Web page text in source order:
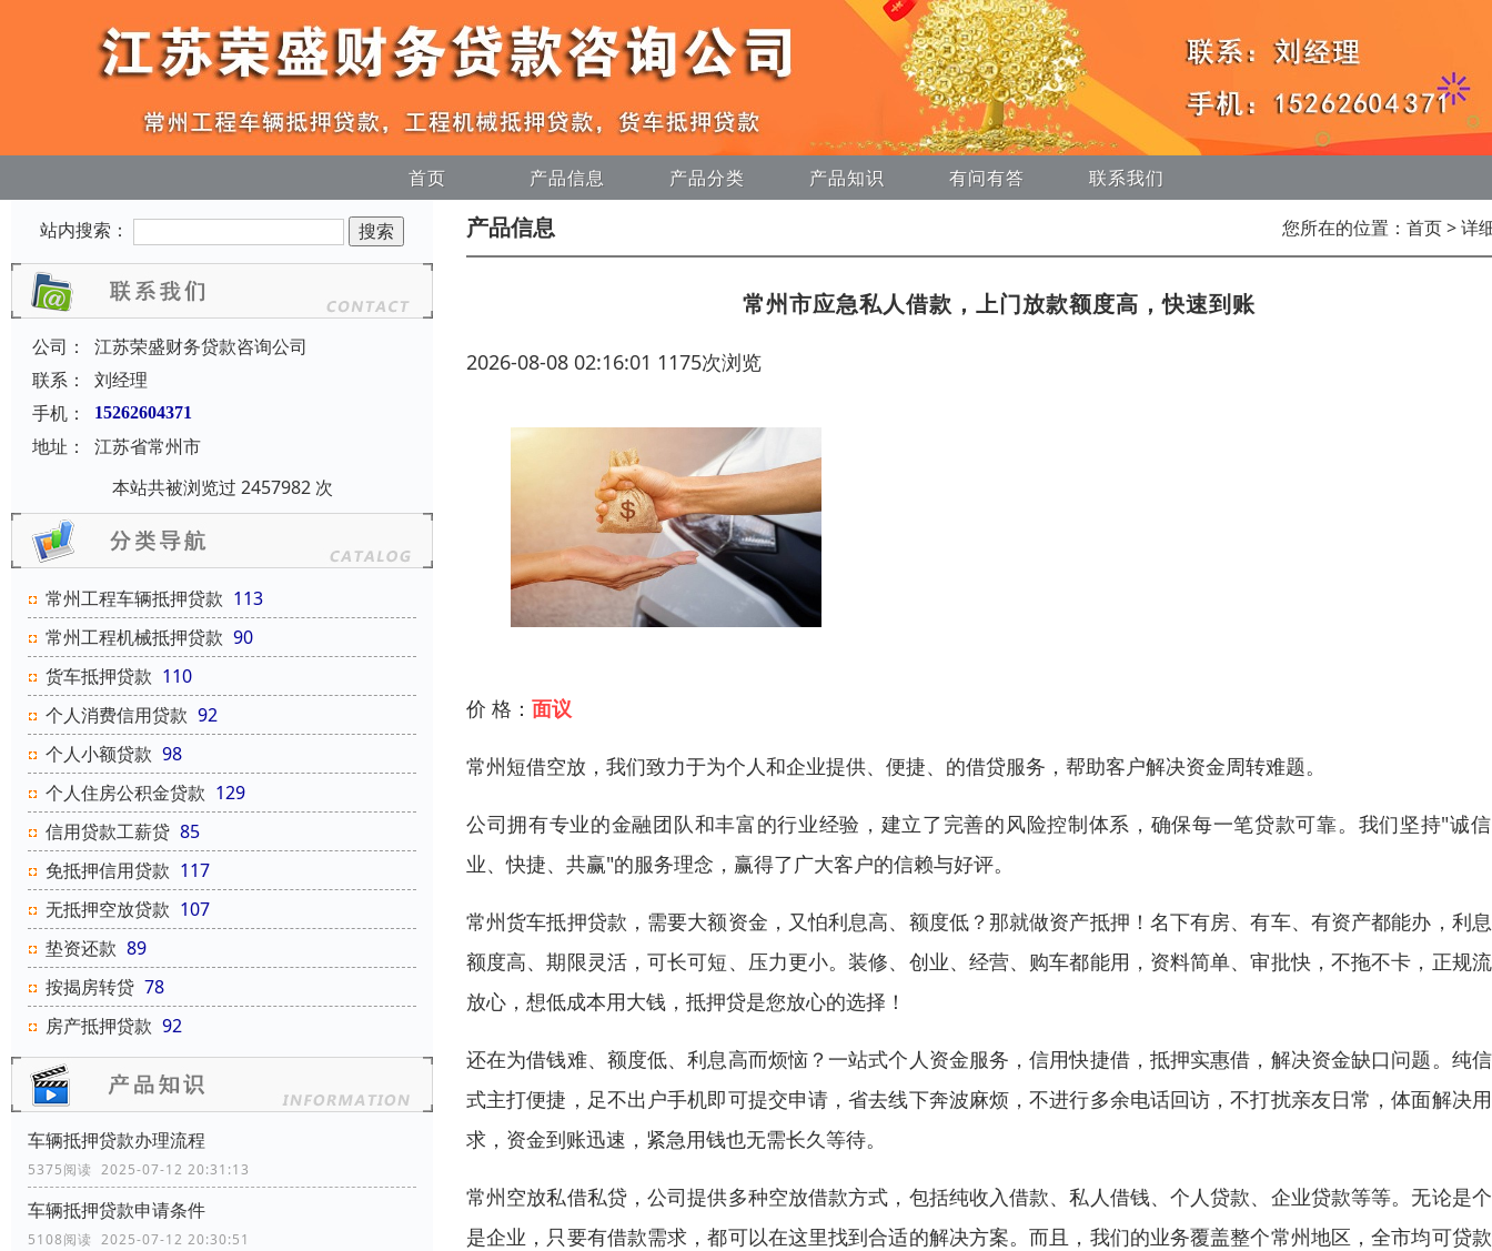
首页 产品信息 产品分类 产品知识 有问有答 联系我们
站内搜索：
公司：
江苏荣盛财务贷款咨询公司
联系：
刘经理
手机：
15262604371
地址：
江苏省常州市
本站共被浏览过 2457982 次
常州工程车辆抵押贷款 113
常州工程机械抵押贷款 90
货车抵押贷款 110
个人消费信用贷款 92
个人小额贷款 98
个人住房公积金贷款 129
信用贷款工薪贷 85
免抵押信用贷款 117
无抵押空放贷款 107
垫资还款 89
按揭房转贷 78
房产抵押贷款 92
车辆抵押贷款办理流程
5375阅读 2025-07-12 20:31:13
车辆抵押贷款申请条件
5108阅读 2025-07-12 20:30:51
产品信息 您所在的位置： 首页> 详
常州市应急私人借款，上门放款额度高，快速到账
2026-08-08 02:16:01 1175次浏览
价 格： 面议
常州短借空放，我们致力于为个人和企业提供、便捷、的借贷服务，帮助客户解决资金周转难题。
公司拥有专业的金融团队和丰富的行业经验，建立了完善的风险控制体系，确保每一笔贷款可靠。我们坚持"诚
业、快捷、共赢"的服务理念，赢得了广大客户的信赖与好评。
常州货车抵押贷款，需要大额资金，又怕利息高、额度低？那就做资产抵押！名下有房、有车、有资产都能办，利
额度高、期限灵活，可长可短、压力更小。装修、创业、经营、购车都能用，资料简单、审批快，不拖不卡，正规
放心，想低成本用大钱，抵押贷是您放心的选择！
还在为借钱难、额度低、利息高而烦恼？一站式个人资金服务，信用快捷借，抵押实惠借，解决资金缺口问题。纯
式主打便捷，足不出户手机即可提交申请，省去线下奔波麻烦，不进行多余电话回访，不打扰亲友日常，体面解决
求，资金到账迅速，紧急用钱也无需长久等待。
常州空放私借私贷，公司提供多种空放借款方式，包括纯收入借款、私人借钱、个人贷款、企业贷款等等。无论是
是企业，只要有借款需求，都可以在这里找到合适的解决方案。而且，我们的业务覆盖整个常州地区，全市均可贷